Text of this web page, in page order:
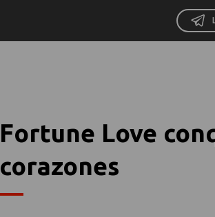
Fortune Love
corazones